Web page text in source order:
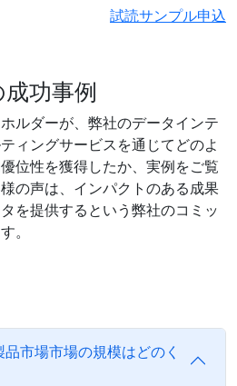
試読サンプル申込
功事例
ルダーが、弊社のデータインテ
ィングサービスを通じてどのよ
位性を獲得したか、実例をご覧
の声は、インパクトのある成果
を提供するという弊社のコミッ
。
市場市場の規模はどのく